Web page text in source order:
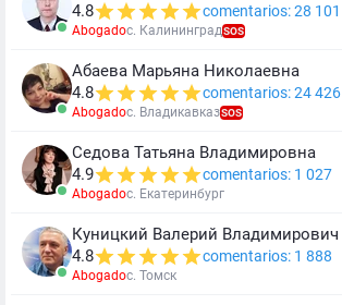
4.8
comentarios: 28 101
Abogadoc. КалининградSOS
Абаева Марьяна Николаевна
4.8
comentarios: 24 426
Abogadoc. ВладикавказSOS
Седова Татьяна Владимировна
4.9
comentarios: 1 027
Abogadoc. Екатеринбург
Куницкий Валерий Владимирович
4.8
comentarios: 1 888
Abogadoc. Томск